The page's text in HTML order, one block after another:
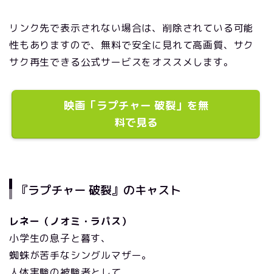
リンク先で表示されない場合は、削除されている可能
性もありますので、無料で安全に見れて高画質、サク
サク再生できる公式サービスをオススメします。
映画「ラプチャー 破裂」を無
料で見る
『ラプチャー 破裂』のキャスト
レネー（ノオミ・ラパス）
小学生の息子と暮す、
蜘蛛が苦手なシングルマザー。